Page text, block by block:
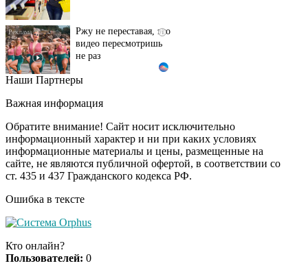
видео пересмотришь
не раз
Ролик длится пару
шоке от увиденного
i
Канадская гимнастка
Беззубенко
призналась, чем ее
Ролик из Омска: вы
Наши Партнеры
Важная информация
Обратите внимание! Сайт носит исключительно
информационный характер и ни при каких условиях
информационные материалы и цены, размещенные на
сайте, не являются публичной офертой, в соответствии со
ст. 435 и 437 Гражданского кодекса РФ.
Ошибка в тексте
Кто онлайн?
Пользователей: 0